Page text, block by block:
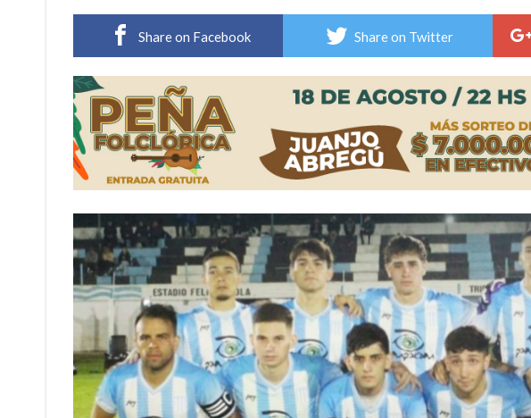
Share on Facebook Share on Twitter